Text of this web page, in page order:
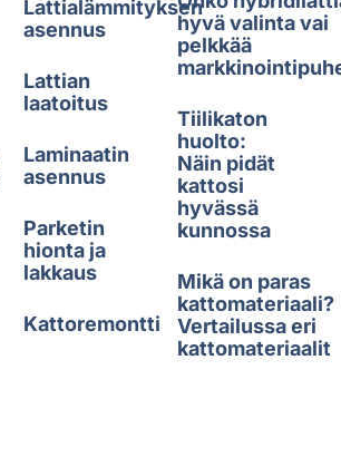
Lattialämmityksen
asennus
Lattian
laatoitus
Laminaatin
asennus
Parketin
hionta ja
lakkaus
Kattoremontti
hyvä valinta vai
pelkkää
Tiilikaton
huolto:
Näin pidät
kattosi
hyvässä
kunnossa
Mikä on paras
kattomateriaali?
Vertailussa eri
kattomateriaalit